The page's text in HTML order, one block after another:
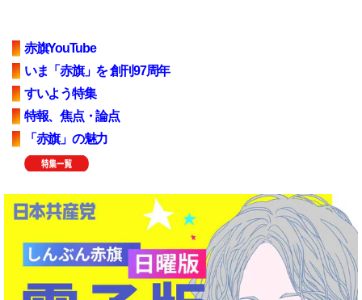
赤旗YouTube
いま「赤旗」を 創刊97周年
すいよう特集
特報、焦点・論点
「赤旗」の魅力